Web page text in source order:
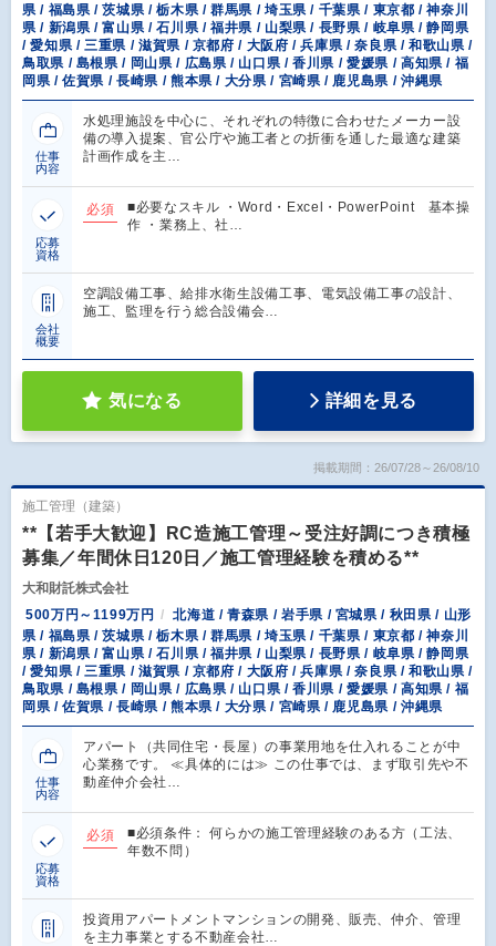
県 / 福島県 / 茨城県 / 栃木県 / 群馬県 / 埼玉県 / 千葉県 / 東京都 / 神奈川
県 / 新潟県 / 富山県 / 石川県 / 福井県 / 山梨県 / 長野県 / 岐阜県 / 静岡県
/ 愛知県 / 三重県 / 滋賀県 / 京都府 / 大阪府 / 兵庫県 / 奈良県 / 和歌山県 /
鳥取県 / 島根県 / 岡山県 / 広島県 / 山口県 / 香川県 / 愛媛県 / 高知県 / 福
岡県 / 佐賀県 / 長崎県 / 熊本県 / 大分県 / 宮崎県 / 鹿児島県 / 沖縄県
仕事
内容
水処理施設を中心に、それぞれの特徴に合わせたメーカー設
備の導入提案、官公庁や施工者との折衝を通した最適な建築
計画作成を主…
応募
資格
必須
■必要なスキル ・Word・Excel・PowerPoint 基本操
作 ・業務上、社…
会社
概要
空調設備工事、給排水衛生設備工事、電気設備工事の設計、
施工、監理を行う総合設備会…
気になる 詳細を見る
掲載期間：26/07/28～26/08/10
施工管理（建築）
**【若手大歓迎】RC造施工管理～受注好調につき積極
募集／年間休日120日／施工管理経験を積める**
大和財託株式会社
500万円～1199万円
北海道 / 青森県 / 岩手県 / 宮城県 / 秋田県 / 山形
県 / 福島県 / 茨城県 / 栃木県 / 群馬県 / 埼玉県 / 千葉県 / 東京都 / 神奈川
県 / 新潟県 / 富山県 / 石川県 / 福井県 / 山梨県 / 長野県 / 岐阜県 / 静岡県
/ 愛知県 / 三重県 / 滋賀県 / 京都府 / 大阪府 / 兵庫県 / 奈良県 / 和歌山県 /
鳥取県 / 島根県 / 岡山県 / 広島県 / 山口県 / 香川県 / 愛媛県 / 高知県 / 福
岡県 / 佐賀県 / 長崎県 / 熊本県 / 大分県 / 宮崎県 / 鹿児島県 / 沖縄県
仕事
内容
アパート（共同住宅・長屋）の事業用地を仕入れることが中
心業務です。 ≪具体的には≫ この仕事では、まず取引先や不
動産仲介会社…
応募
資格
必須
■必須条件： 何らかの施工管理経験のある方（工法、
年数不問）
投資用アパートメントマンションの開発、販売、仲介、管理
を主力事業とする不動産会社…